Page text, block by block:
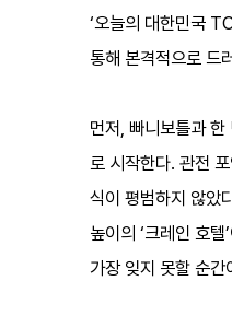
‘오늘의 대한민국
통해 본격적으로 드
먼저, 빠니보틀과
로 시작한다. 관전
식이 평범하지 않았
높이의 ‘크레인 호
가장 잊지 못할 순